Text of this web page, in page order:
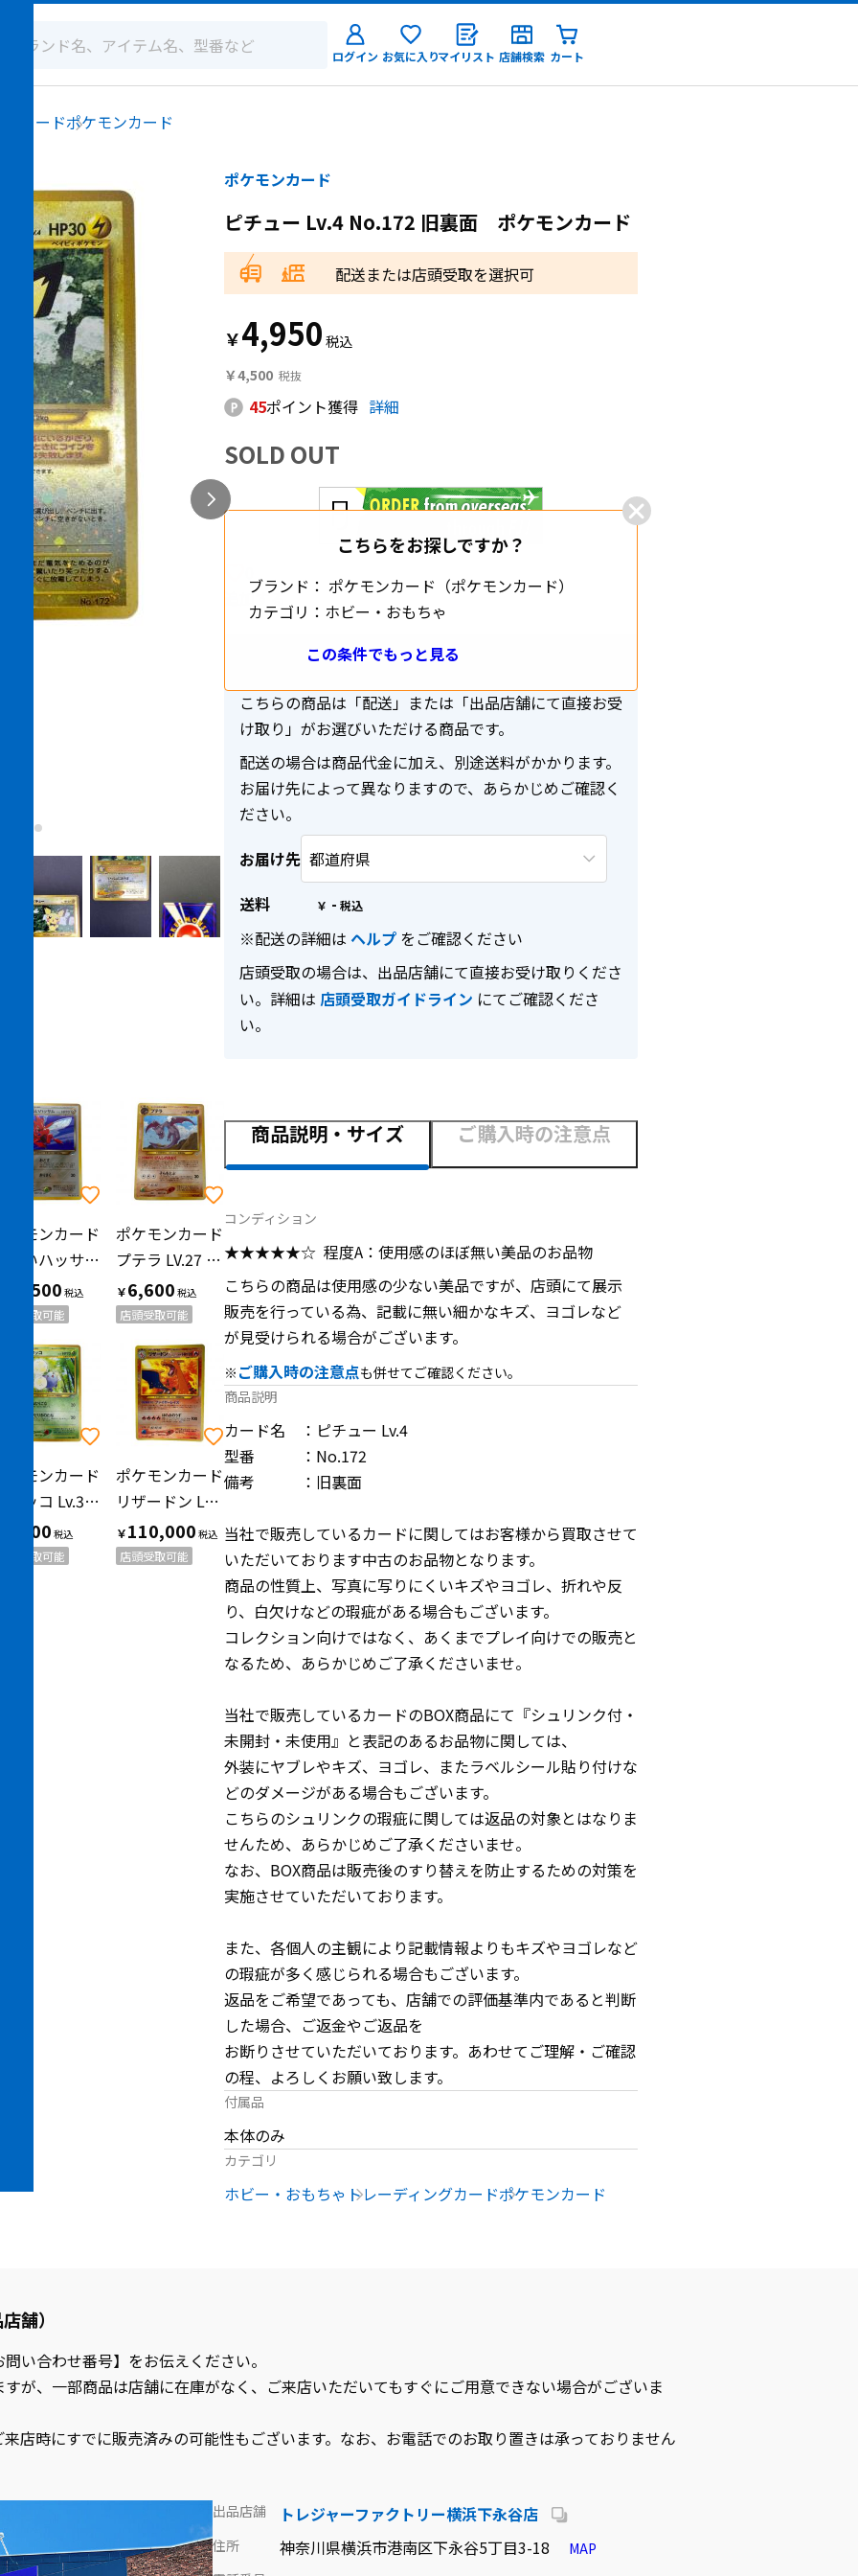
ログイン お気に入りマイリスト 店舗検索 カート
グカードポケモンカード
ポケモンカード
わるいハッサム LV.35 ポケモンカード 旧裏面
27,500
店頭受取可能
ポケモンカード
プテラ LV.27 ポケモンカード 旧裏面
￥6,600
店頭受取可能
ポケモンカード
ワタッコ Lv.35 ポケモンカード No.189 旧裏面
3,300
店頭受取可能
ポケモンカード
リザードン LV.78 ポケモンカード 旧裏面
￥110,000
店頭受取可能
ポケモンカード
ピチュー Lv.4 No.172 旧裏面 ポケモンカード
配送または店頭受取を選択可
￥4,950
￥4,500
45ポイント獲得 詳細
SOLD OUT
こちらをお探しですか？
ブランド： ポケモンカード（ポケモンカード）
カテゴリ： ホビー・おもちゃ
この条件でもっと見る
追加する
送料・配送について
こちらの商品は「配送」または「出品店舗にて直接お受
け取り」がお選びいただける商品です。
配送の場合は商品代金に加え、別途送料がかかります。
お届け先によって異なりますので、あらかじめご確認く
ださい。
お届け先
送料
￥ -
※配送の詳細は ヘルプ をご確認ください
店頭受取の場合は、出品店舗にて直接お受け取りくださ
い。詳細は 店頭受取ガイドライン にてご確認くださ
い。
商品説明・サイズ ご購入時の注意点
コンディション
★★★★★☆ 程度A：使用感のほぼ無い美品のお品物
こちらの商品は使用感の少ない美品ですが、店頭にて展示
販売を行っている為、記載に無い細かなキズ、ヨゴレなど
が見受けられる場合がございます。
※ ご購入時の注意点も併せてご確認ください。
商品説明
カード名 ：ピチュー Lv.4
型番 ：No.172
備考 ：旧裏面
当社で販売しているカードに関してはお客様から買取させて
いただいております中古のお品物となります。
商品の性質上、写真に写りにくいキズやヨゴレ、折れや反
り、白欠けなどの瑕疵がある場合もございます。
コレクション向けではなく、あくまでプレイ向けでの販売と
なるため、あらかじめご了承くださいませ。
当社で販売しているカードのBOX商品にて『シュリンク付・
未開封・未使用』と表記のあるお品物に関しては、
外装にヤブレやキズ、ヨゴレ、またラベルシール貼り付けな
どのダメージがある場合もございます。
こちらのシュリンクの瑕疵に関しては返品の対象とはなりま
せんため、あらかじめご了承くださいませ。
なお、BOX商品は販売後のすり替えを防止するための対策を
実施させていただいております。
また、各個人の主観により記載情報よりもキズやヨゴレなど
の瑕疵が多く感じられる場合もございます。
返品をご希望であっても、店舗での評価基準内であると判断
した場合、ご返金やご返品を
お断りさせていただいております。あわせてご理解・ご確認
の程、よろしくお願い致します。
付属品
本体のみ
カテゴリ
ホビー・おもちゃ トレーディングカードポケモンカード
舗）
い合わせ番号】をお伝えください。
が、一部商品は店舗に在庫がなく、ご来店いただいてもすぐにご用意できない場合がございま
店時にすでに販売済みの可能性もございます。なお、お電話でのお取り置きは承っておりません
出品店舗 トレジャーファクトリー横浜下永谷店
住所 神奈川県横浜市港南区下永谷5丁目3-18
MAP